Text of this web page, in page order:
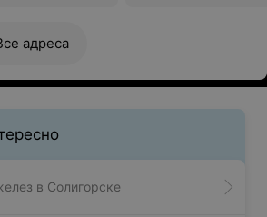
адреса
в Солигорске